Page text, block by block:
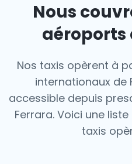
Nous
aéroports
Nos taxis opèrent à
internationaux de
accessible depuis
Ferrara. Voici une
taxis